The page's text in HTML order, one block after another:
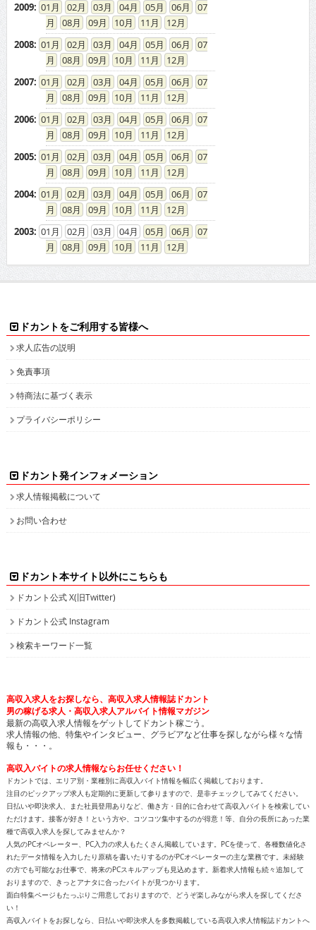
2009: 01 02 03 04 05 06
07
08
09 10 11
12
2008: 01 02 03 04 05 06
07
08
09 10 11
12
2007: 01 02 03 04 05 06
07
08
09 10 11
12
2006: 01 02 03 04 05 06
07
08
09 10 11
12
2005: 01 02 03 04 05 06
07
08
09 10 11
12
2004: 01 02 03 04 05 06
07
08
09 10 11
12
2003: 01 02 03 04 05 06
07
08
09 10 11 12
ドカントをご利用する皆様へ
求人広告の説明
免責事項
特商法に基づく表示
プライバシーポリシー
ドカント発インフォメーション
求人情報掲載について
お問い合わせ
ドカント本サイト以外にこちらも
ドカント公式 X(旧Twitter)
ドカント公式 Instagram
検索キーワード一覧
高収入求人をお探しなら、高収入求人情報誌ドカント
男の稼げる求人・高収入求人アルバイト情報マガジン
最新の高収入求人情報をゲットしてドカント稼ごう。
求人情報の他、特集やインタビュー、グラビアなど仕事を探しながら様々な情
報も・・・。
高収入バイトの求人情報ならお任せください！
ドカントでは、エリア別・業種別に高収入バイト情報を幅広く掲載しております。
注目のピックアップ求人も定期的に更新して参りますので、是非チェックしてみてください。
日払いや即決求人、また社員登用ありなど、働き方・目的に合わせて高収入バイトを検索してい
ただけます。接客が好き！という方や、コツコツ集中するのが得意！等、自分の長所にあった業
種で高収入求人を探してみませんか？
人気のPCオペレーター、PC入力の求人もたくさん掲載しています。PCを使って、各種数値化さ
れたデータ情報を入力したり原稿を書いたりするのがPCオペレーターの主な業務です。未経験
の方でも可能なお仕事で、将来のPCスキルアップも見込めます。新着求人情報も続々追加して
おりますので、きっとアナタに合ったバイトが見つかります。
面白特集ページもたっぷりご用意しておりますので、どうぞ楽しみながら求人を探してくださ
い！
高収入バイトをお探しなら、日払いや即決求人を多数掲載している高収入求人情報誌ドカントへ